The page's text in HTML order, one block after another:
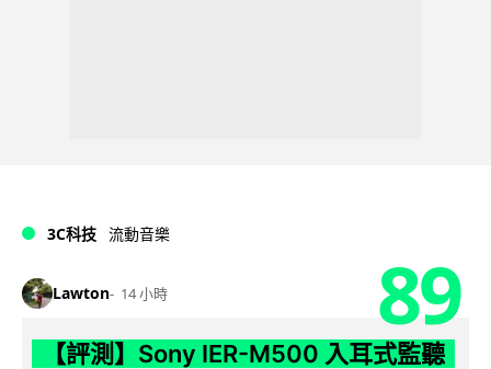
3C科技 流動音樂
Lawton 14 小時 89
【評測】Sony IER-M500 入耳式監聽